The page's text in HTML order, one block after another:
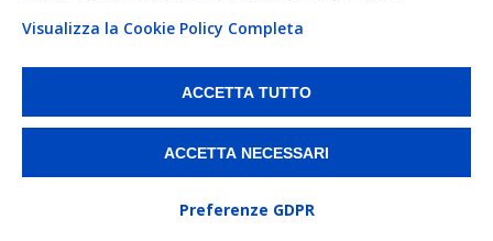
PI/CF/N°Iscr.: 10821360012 | REA: RM 1494760 | Cap.Soc.: 50.000€ |
Whistleblowing|Privacy |Preferenze Cookies
ritirare i tuoi acquisti online e spedire i tuoi pacchi.
Visualizza la Cookie Policy Completa
ACCETTA TUTTO
ACCETTA NECESSARI
Preferenze GDPR